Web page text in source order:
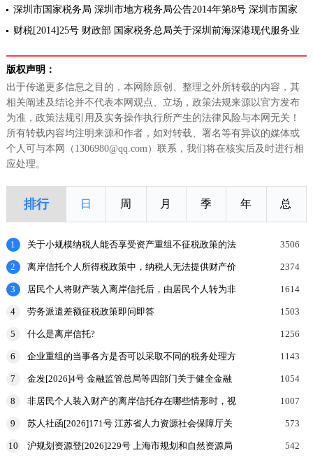
圳前海深港现代服务业合作区企业所得税优惠政策操作指引的通告
深圳市国家税务局 深圳市地方税务局公告2014年第8号 深圳市国家
税务局 深圳市地方税务局关于公布2014年香港注册税务师服务深圳前
财税[2014]25号 财政部 国家税务总局关于深圳前海深港现代服务业
版权声明：
出于传递更多信息之目的，本网除原创、整理之外所转载的内容，其
相关阐述及结论并不代表本网观点、立场，政策法规来源以官方发布
为准，政策法规引用及实务操作执行所产生的法律风险与本网无关！
所有转载内容均注明来源和作者，如对转载、署名等有异议的媒体或
个人可与本网（1306980@qq.com）联系，我们将在核实后及时进行相
应处理。
排行 日 周 月 季 年 总
1
关于小规模纳税人能否享受资产重组不征税政策的法
3506
2
离岸信托个人所得税政策中，纳税人无法提供财产价
2374
3
居民个人将财产装入离岸信托后，由居民个人转为非
申报表和涉
1614
4 劳务派遣差额征税政策即问即答 1503
5 什么是离岸信托? 1256
6
企业重组的当事各方是否可以采取不同的税务处理方
1143
7
金发[2026]4号 金融监管总局等四部门关于健全金融
1054
8
非居民个人装入财产的离岸信托存在哪些情形时，视
规定申报
1007
9
苏人社函[2026]171号 江苏省人力资源社会保障厅关
573
10
沪规划资源登[2026]229号 上海市规划和自然资源局
542